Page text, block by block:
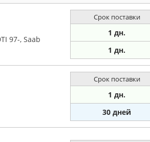
97-, Saab
Срок поставки
1 дн.
1 дн.
Срок поставки
1 дн.
30 дней